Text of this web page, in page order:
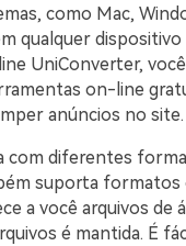
como Mac,
qualquer
UniConverter,
on-line
anúncios no site.
com diferentes
suporta
a você arquivos de
é mantida. É